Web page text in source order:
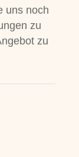
uns noch
zu
zu